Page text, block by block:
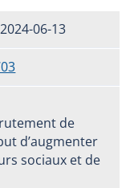
2024-06-13
de
d’augmenter
sociaux et de